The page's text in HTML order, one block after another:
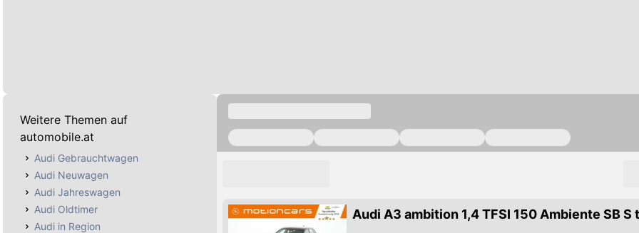
Weitere Themen auf
automobile.at
Audi Gebrauchtwagen
Audi Neuwagen
Audi Jahreswagen
Audi Oldtimer
Audi in Region
Audi A3 ambition 1,4 TFSI 150 Ambiente SB